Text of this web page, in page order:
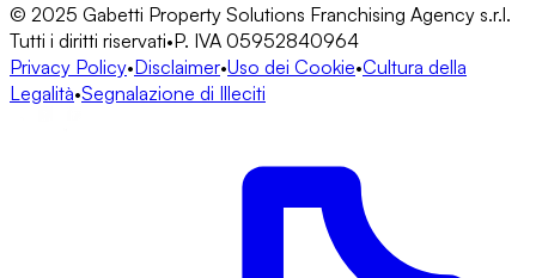
© 2025 Gabetti Property Solutions Franchising Agency s.r.l.
Tutti i diritti riservati•P. IVA 05952840964
Privacy Policy•Disclaimer•Uso dei Cookie•Cultura della
Legalità•Segnalazione di Illeciti